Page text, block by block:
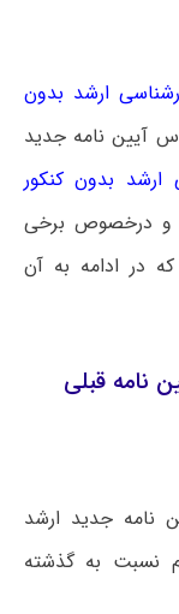
ارشد بدون
اساس آیین نامه جدید
ارشد بدون کنکور
و درخصوص برخی
در ادامه به آن
نامه قبلی
نامه جدید ارشد
نسبت به گذشته